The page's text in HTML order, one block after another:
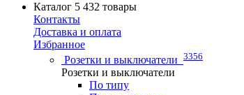
Каталог 5 432 товары
Контакты
Доставка и оплата
Избранное
Розетки и выключатели 3356
Розетки и выключатели
По типу